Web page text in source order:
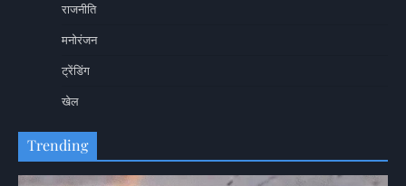
राजनीति
मनोरंजन
ट्रेंडिंग
खेल
Trending